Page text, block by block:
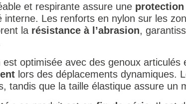
et respirante assure une
interne. Les renforts en nylon sur les
la résistance à l’abrasion,
est optimisée avec des genoux
lors des déplacements dynamiques.
tandis que la taille élastique assure un